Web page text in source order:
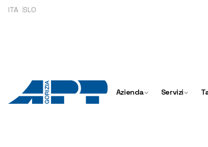
Skip
ITA SLO
Azienda Servizi